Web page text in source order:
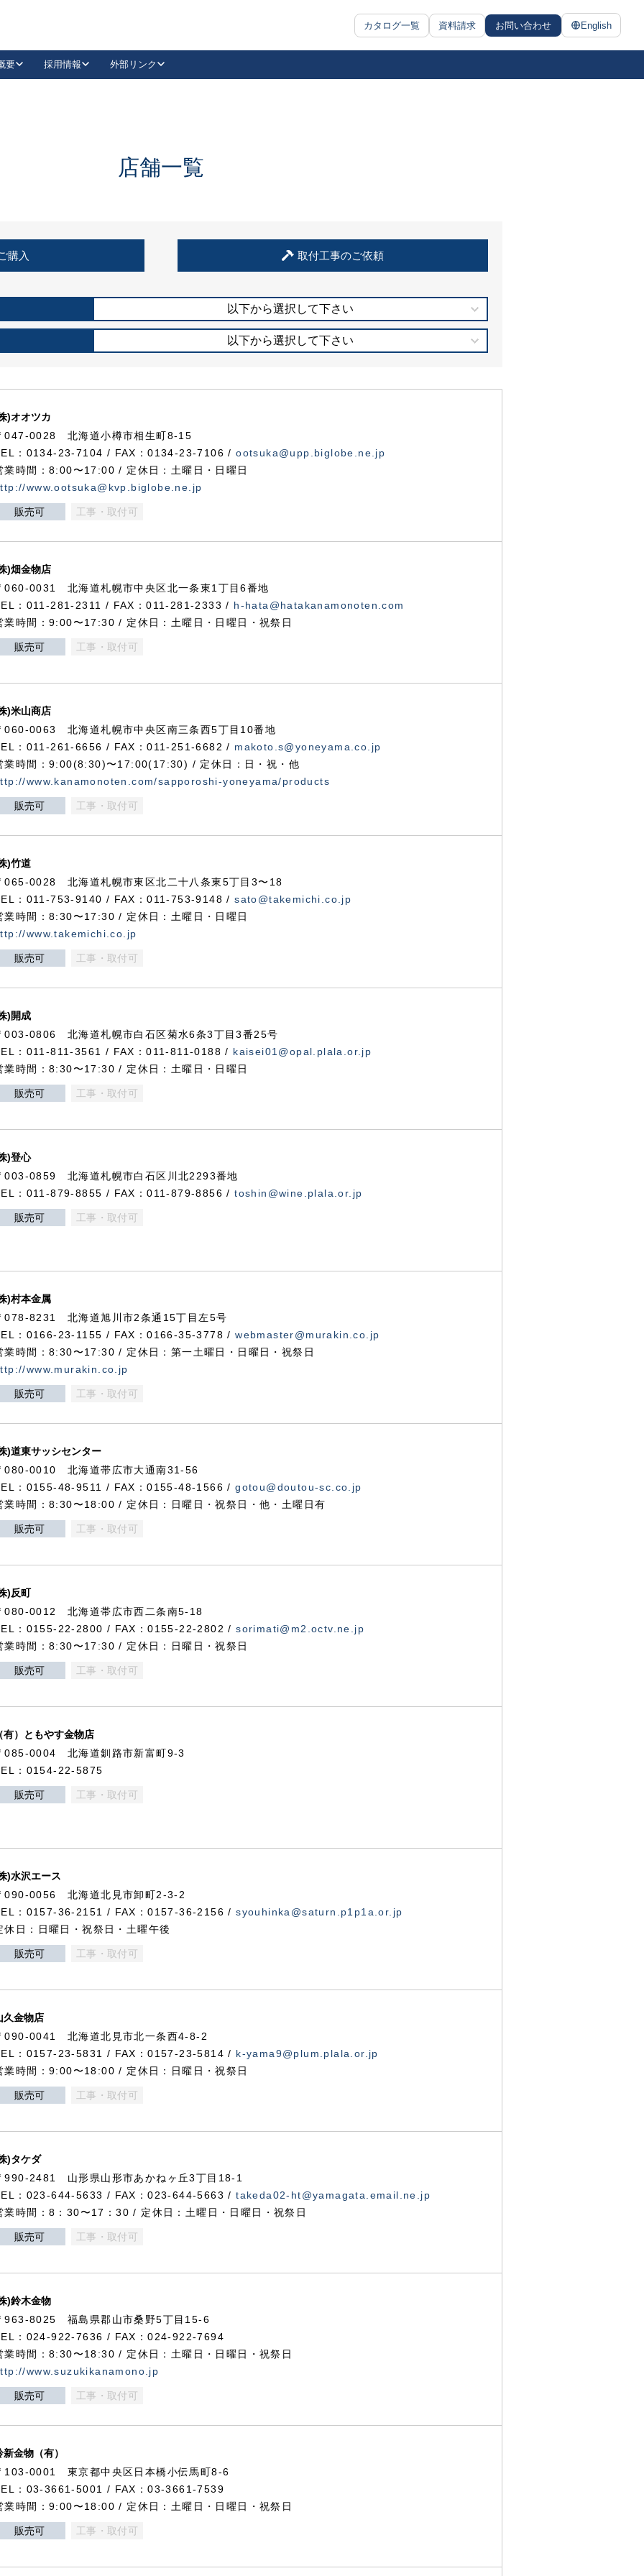
カタログ一覧 資料請求 お問い合わせ English
抗ウイルス・抗菌製品
要 採用情報 外部リンク
LinkedIn
住宅使用部材標準化推進協議会
店舗一覧
購入 取付工事のご依頼
以下から選択して下さい
以下から選択して下さい
)オオツカ
047-0028 北海道小樽市相生町8-15
：0134-23-7104 / FAX：0134-23-7106 /ootsuka@upp.biglobe.ne.jp
業時間：8:00〜17:00 / 定休日：土曜日・日曜日
www.ootsuka@kvp.biglobe.ne.jp
販売可 工事・取付可
)畑金物店
060-0031 北海道札幌市中央区北一条東1丁目6番地
：011-281-2311 / FAX：011-281-2333 / h-hata@hatakanamonoten.com
業時間：9:00〜17:30 / 定休日：土曜日・日曜日・祝祭日
販売可 工事・取付可
)米山商店
060-0063 北海道札幌市中央区南三条西5丁目10番地
：011-261-6656 / FAX：011-251-6682 / makoto.s@yoneyama.co.jp
業時間：9:00(8:30)〜17:00(17:30) / 定休日：日・祝・他
www.kanamonoten.com/sapporoshi-yoneyama/products
販売可 工事・取付可
)竹道
065-0028 北海道札幌市東区北二十八条東5丁目3〜18
：011-753-9140 / FAX：011-753-9148 /sato@takemichi.co.jp
業時間：8:30〜17:30 / 定休日：土曜日・日曜日
www.takemichi.co.jp
販売可 工事・取付可
)開成
003-0806 北海道札幌市白石区菊水6条3丁目3番25号
：011-811-3561 / FAX：011-811-0188 / kaisei01@opal.plala.or.jp
業時間：8:30〜17:30 / 定休日：土曜日・日曜日
販売可 工事・取付可
)登心
003-0859 北海道札幌市白石区川北2293番地
：011-879-8855 / FAX：011-879-8856 /toshin@wine.plala.or.jp
販売可 工事・取付可
)村本金属
078-8231 北海道旭川市2条通15丁目左5号
：0166-23-1155 / FAX：0166-35-3778 /webmaster@murakin.co.jp
業時間：8:30〜17:30 / 定休日：第一土曜日・日曜日・祝祭日
www.murakin.co.jp
販売可 工事・取付可
)道東サッシセンター
080-0010 北海道帯広市大通南31-56
：0155-48-9511 / FAX：0155-48-1566 /gotou@doutou-sc.co.jp
業時間：8:30〜18:00 / 定休日：日曜日・祝祭日・他・土曜日有
販売可 工事・取付可
)反町
080-0012 北海道帯広市西二条南5-18
：0155-22-2800 / FAX：0155-22-2802 /sorimati@m2.octv.ne.jp
業時間：8:30〜17:30 / 定休日：日曜日・祝祭日
販売可 工事・取付可
有）ともやす金物店
085-0004 北海道釧路市新富町9-3
：0154-22-5875
販売可 工事・取付可
)水沢エース
090-0056 北海道北見市卸町2-3-2
：0157-36-2151 / FAX：0157-36-2156 /syouhinka@saturn.p1p1a.or.jp
休日：日曜日・祝祭日・土曜午後
販売可 工事・取付可
久金物店
090-0041 北海道北見市北一条西4-8-2
：0157-23-5831 / FAX：0157-23-5814 / k-yama9@plum.plala.or.jp
業時間：9:00〜18:00 / 定休日：日曜日・祝祭日
販売可 工事・取付可
)タケダ
990-2481 山形県山形市あかねヶ丘3丁目18-1
：023-644-5633 / FAX：023-644-5663 /takeda02-ht@yamagata.email.ne.jp
業時間：8：30〜17：30 / 定休日：土曜日・日曜日・祝祭日
販売可 工事・取付可
)鈴木金物
963-8025 福島県郡山市桑野5丁目15-6
：024-922-7636 / FAX：024-922-7694
業時間：8:30〜18:30 / 定休日：土曜日・日曜日・祝祭日
www.suzukikanamono.jp
販売可 工事・取付可
新金物（有）
103-0001 東京都中央区日本橋小伝馬町8-6
：03-3661-5001 / FAX：03-3661-7539
業時間：9:00〜18:00 / 定休日：土曜日・日曜日・祝祭日
販売可 工事・取付可